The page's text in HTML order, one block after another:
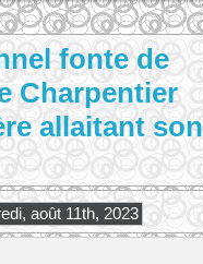
fonte de
Charpentier
allaitant son
août 11th, 2023